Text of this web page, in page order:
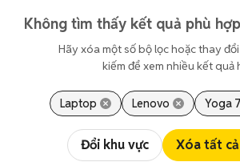
Không tìm thấy kết quả phù
Hãy xóa một số bộ lọc hoặc thay
kiếm để xem nhiều kết quả
Laptop Lenovo Yoga
Đổi khu vực Xóa tất